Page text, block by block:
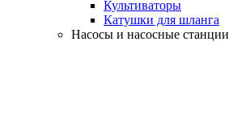
Культиваторы
Катушки для шланга
Насосы и насосные станции